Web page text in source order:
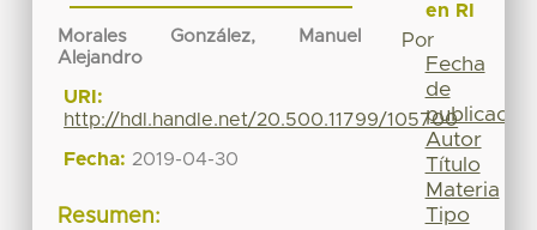
Morales González, Manuel
Alejandro
URI:
http://hdl.handle.net/20.500.11799/105700
Fecha: 2019-04-30
Resumen:
en RI
Por
Fecha
de
publicación
Autor
Título
Materia
Tipo